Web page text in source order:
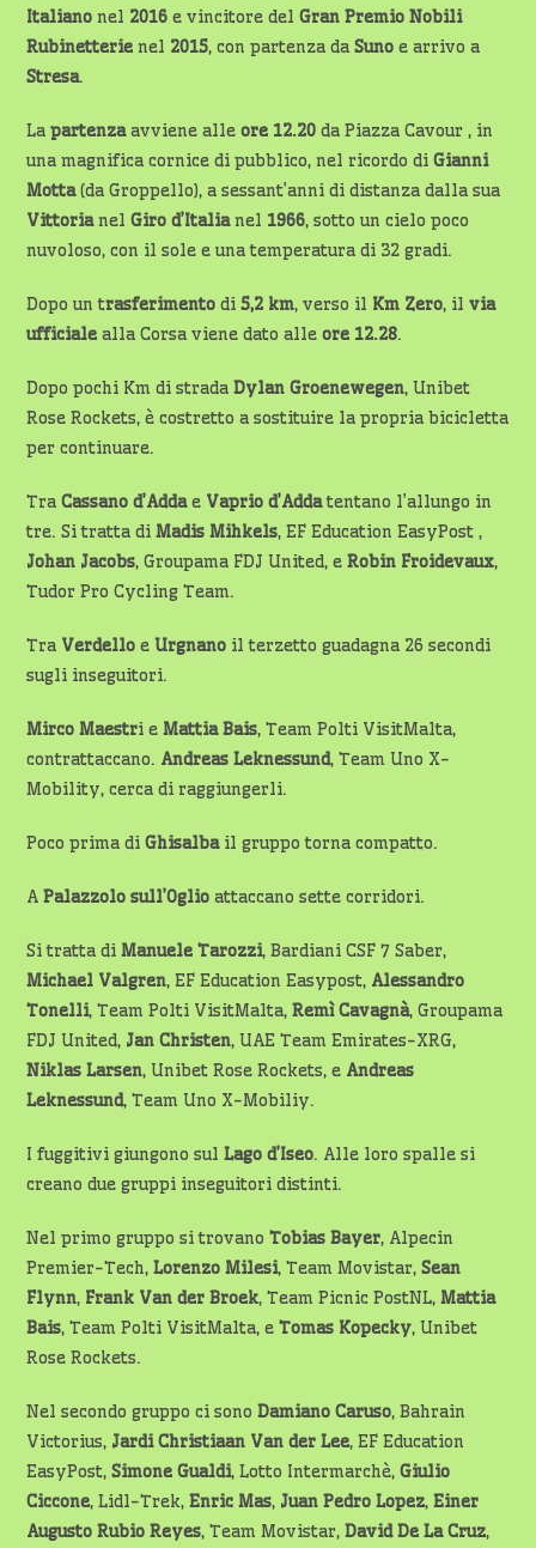
Italiano nel 2016 e vincitore delGran Premio Nobili
Rubinetterie nel 2015, con partenza daSuno e arrivo a
Stresa.
Lapartenzaavviene alleore 12.20 da Piazza Cavour , in
una magnifica cornice di pubblico, nel ricordo diGianni
Motta(da Groppello), a sessant’anni di distanza dalla sua
VittorianelGiro d’Italianel 1966, sotto un cielo poco
nuvoloso, con il sole e una temperatura di 32 gradi.
Dopo un trasferimento di5,2 km, verso il Km Zero, ilvia
ufficiale alla Corsa viene dato alleore 12.28.
Dopo pochi Km di stradaDylan Groenewegen, Unibet
Rose Rockets, è costretto a sostituire la propria bicicletta
per continuare.
TraCassano d’Addae Vaprio d’Addatentano l’allungo in
tre. Si tratta diMadis Mihkels, EF Education EasyPost ,
Johan Jacobs, Groupama FDJ United, eRobin Froidevaux,
Tudor Pro Cycling Team.
Tra Verdello eUrgnano il terzetto guadagna 26 secondi
sugli inseguitori.
Mirco Maestri eMattia Bais, Team Polti VisitMalta,
contrattaccano. Andreas Leknessund, Team Uno X-
Mobility, cerca di raggiungerli.
Poco prima diGhisalbail gruppo torna compatto.
APalazzolo sull’Oglioattaccano sette corridori.
Si tratta diManuele Tarozzi, Bardiani CSF 7 Saber,
Michael Valgren, EF Education Easypost, Alessandro
Tonelli, Team Polti VisitMalta,Remì Cavagnà, Groupama
FDJ United, Jan Christen, UAE Team Emirates-XRG,
Niklas Larsen, Unibet Rose Rockets, e Andreas
Leknessund, Team Uno X-Mobiliy.
I fuggitivi giungono sulLago d’Iseo. Alle loro spalle si
creano due gruppi inseguitori distinti.
Nel primo gruppo si trovanoTobias Bayer, Alpecin
Premier-Tech,Lorenzo Milesi, Team Movistar,Sean
Flynn, Frank Van der Broek, Team Picnic PostNL,Mattia
Bais, Team Polti VisitMalta, eTomas Kopecky, Unibet
Rose Rockets.
Nel secondo gruppo ci sonoDamiano Caruso, Bahrain
Victorius, Jardi Christiaan Van der Lee, EF Education
EasyPost,Simone Gualdi, Lotto Intermarchè,Giulio
Ciccone, Lidl-Trek,Enric Mas, Juan Pedro Lopez,Einer
Augusto Rubio Reyes, Team Movistar,David De La Cruz,